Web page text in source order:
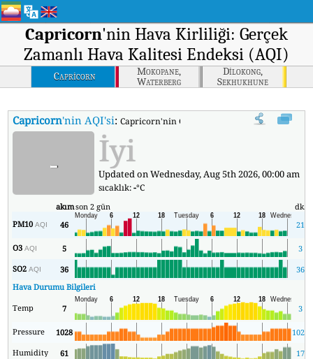
Capricorn'nin Hava Kirliliği: Gerçek
Zamanlı Hava Kalitesi Endeksi (AQI)
Capricorn
Mokopane,
Waterberg
Dilokong,
Sekhukhune
Capricorn'nin AQI'si:Capricorn'nin Gerçek Zamanlı Hava Kalitesi
- İyi
Updated on Wednesday, Aug 5th 2026, 00:00 am
sıcaklık:-°C
akımson 2 gün dk.
PM10AQI 46 21
O3AQI 5
3
SO2AQI 36
36
Hava Durumu Bilgileri
Temp
7 3
Pressure 1028 1025
Humidity
61
17